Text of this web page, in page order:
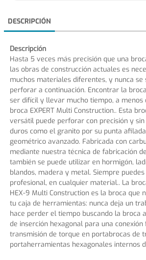
DESCRIPCIÓN
Descripción
Hasta 5 veces más precisión que una
las obras de construcción actuales es
muchos materiales diferentes, y nunca se
perforar a continuación. Encontrar la
ser difícil y llevar mucho tiempo, a menos
broca EXPERT Multi Construction.. Esta
versátil puede perforar con precisión y
duros como el granito por su punta
geométrico avanzado. Fabricada con
mediante nuestra técnica de fabricación
también se puede utilizar en hormigón,
blandos, madera y metal. Siempre
profesional, en cualquier material.. La
HEX-9 Multi Construction es la broca que
tu caja de herramientas: nunca deja un
hace perder el tiempo buscando la broca
de inserción hexagonal para una
transmisión de torque en portabrocas de
portaherramientas hexagonales internos